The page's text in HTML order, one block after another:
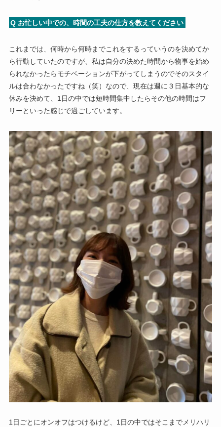
Q お忙しい中での、時間の工夫の仕方を教えてください
これまでは、何時から何時までこれをするっていうのを決めてか
ら行動していたのですが、私は自分の決めた時間から物事を始め
られなかったらモチベーションが下がってしまうのでそのスタイ
ルは合わなかったですね（笑）なので、現在は週に３日基本的な
休みを決めて、1日の中では短時間集中したらその他の時間はフ
リーといった感じで過ごしています。
1日ごとにオンオフはつけるけど、1日の中ではそこまでメリハリ